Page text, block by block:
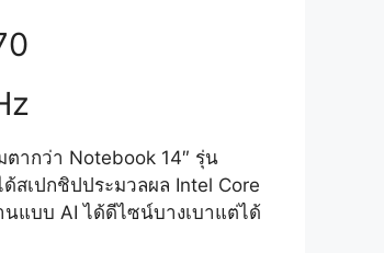
ตากว่า Notebook 14″ รุ่น
สเปกชิปประมวลผล Intel Core
นแบบ AI ได้ดีไซน์บางเบาแต่ได้